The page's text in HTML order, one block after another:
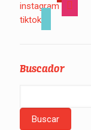
instagram
tiktok
Buscador